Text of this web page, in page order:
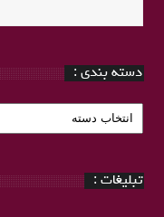
دسته بندی :
دسته
بندی
تبلیغات :